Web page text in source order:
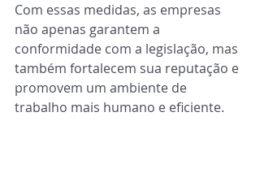
Com essas medidas, as empresas
não apenas garantem a
conformidade com a legislação, mas
também fortalecem sua reputação e
promovem um ambiente de
trabalho mais humano e eficiente.